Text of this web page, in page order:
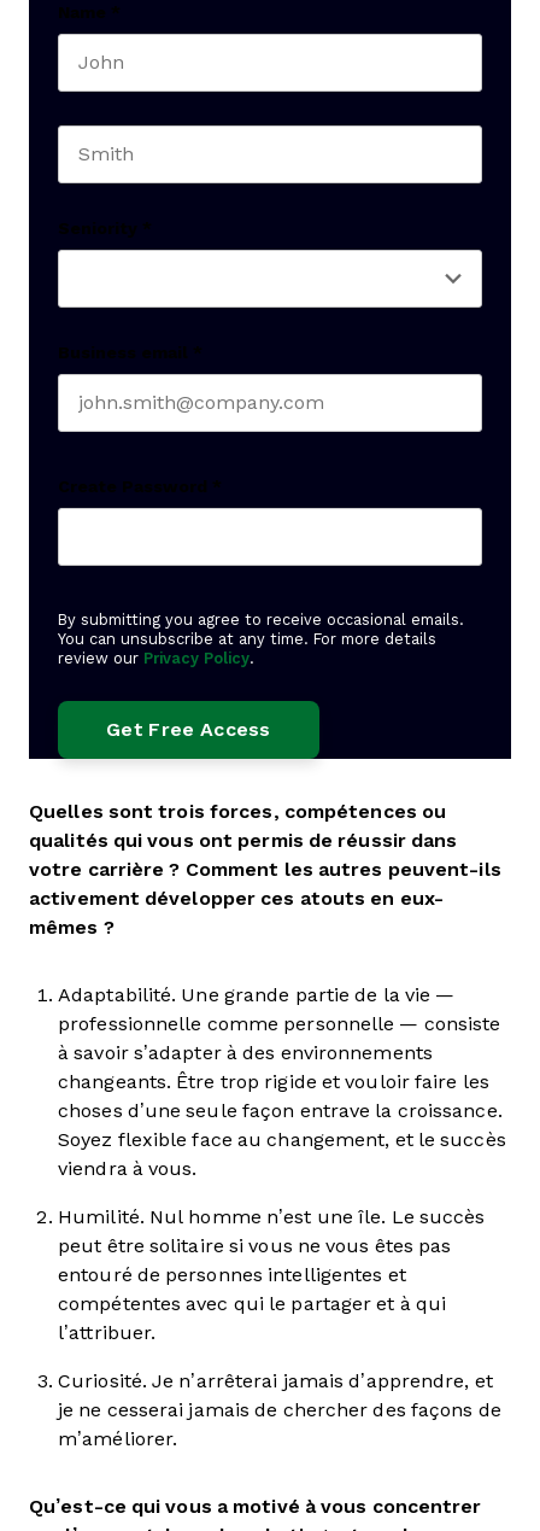
Name *
Seniority *
Business email *
Create Password *
By submitting you agree to receive occasional emails.
You can unsubscribe at any time. For more details
review our Privacy Policy.
Quelles sont trois forces, compétences ou
qualités qui vous ont permis de réussir dans
votre carrière ? Comment les autres peuvent-ils
activement développer ces atouts en eux-
mêmes ?
Adaptabilité. Une grande partie de la vie —
professionnelle comme personnelle — consiste
à savoir s’adapter à des environnements
changeants. Être trop rigide et vouloir faire les
choses d’une seule façon entrave la croissance.
Soyez flexible face au changement, et le succès
viendra à vous.
Humilité. Nul homme n’est une île. Le succès
peut être solitaire si vous ne vous êtes pas
entouré de personnes intelligentes et
compétentes avec qui le partager et à qui
l’attribuer.
Curiosité. Je n’arrêterai jamais d’apprendre, et
je ne cesserai jamais de chercher des façons de
m’améliorer.
Qu’est-ce qui vous a motivé à vous concentrer